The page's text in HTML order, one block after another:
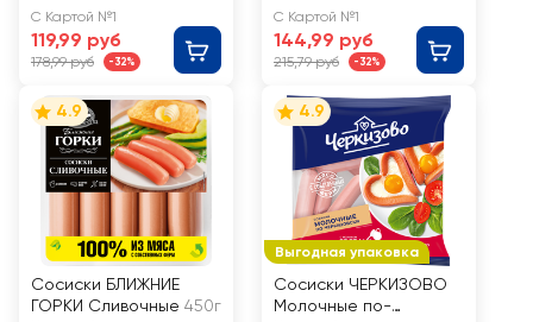
Трюфель
С Картой №1
119,99 руб
178,99 руб -32%
ЧЕРКИЗОВО
ПРЕМИУМ нарезка
С Картой №1
144,99 руб
215,79 руб -32%
4.9
Сосиски БЛИЖНИЕ
ГОРКИ Сливочные 450г
Выгодная упаковка
4.9
Сосиски ЧЕРКИЗОВО
Молочные по-